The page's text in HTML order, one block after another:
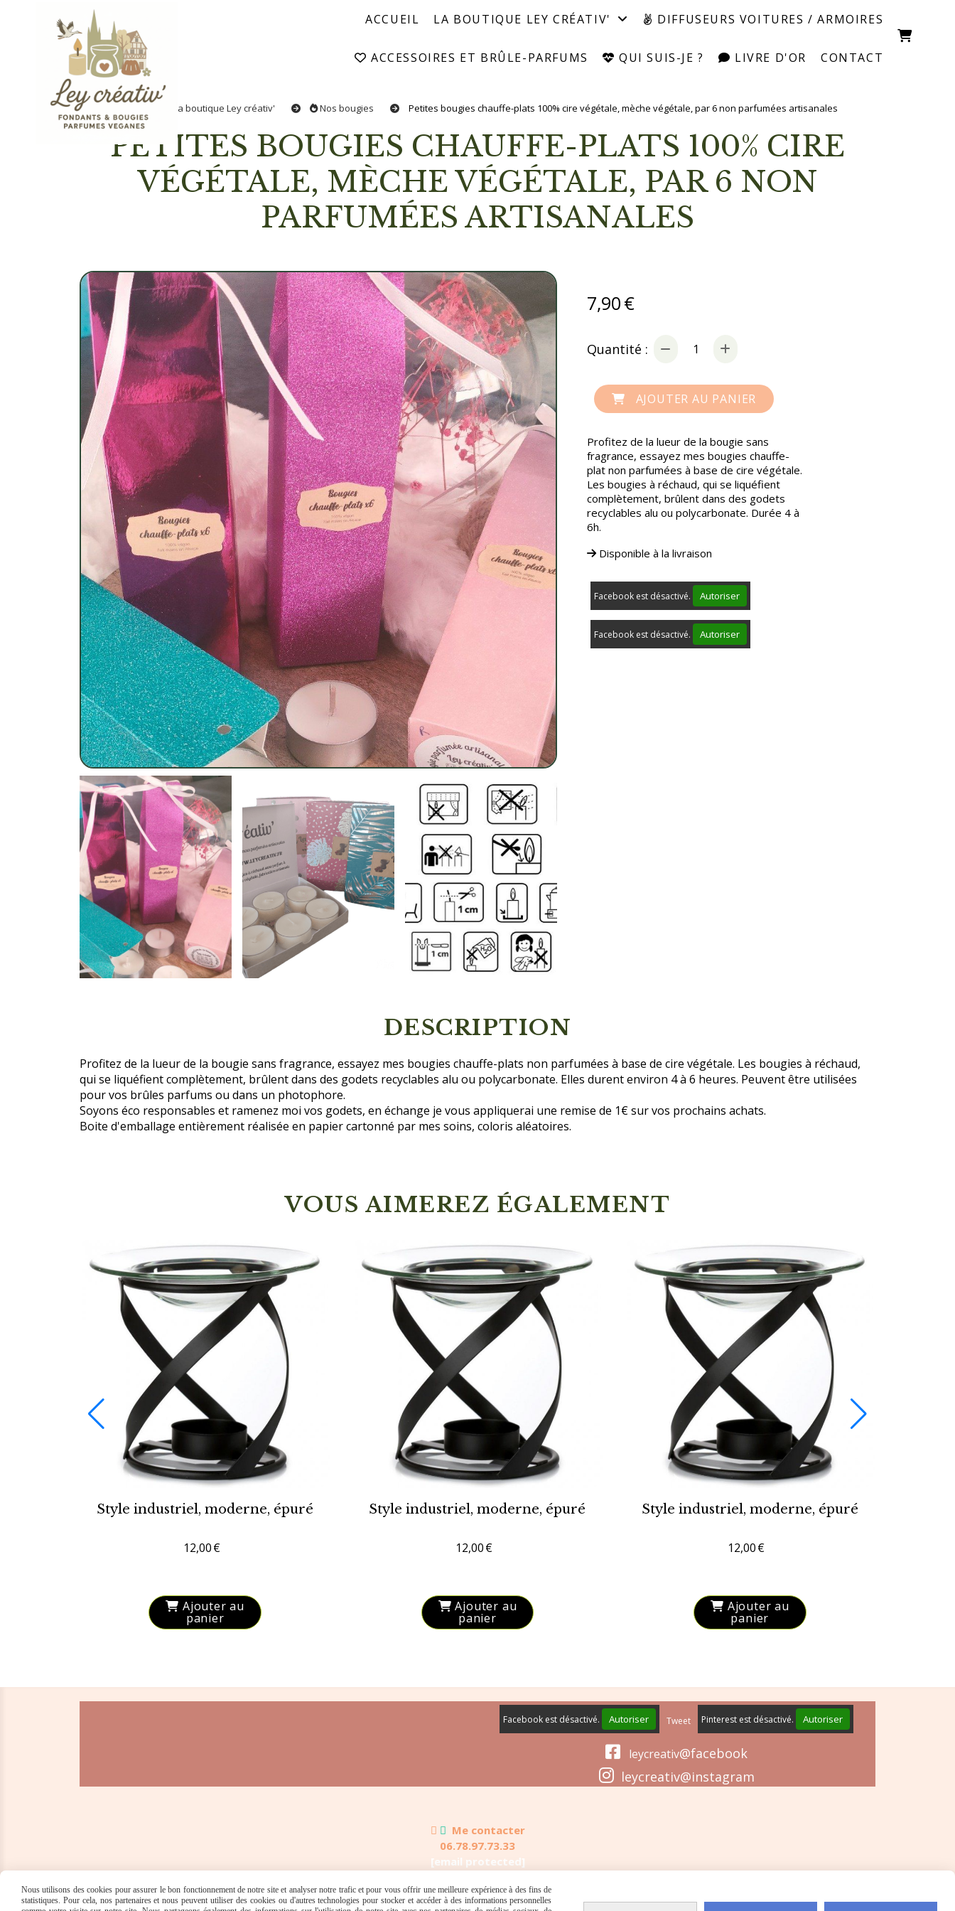
ACCUEIL LA BOUTIQUE LEY CRÉATIV' DIFFUSEURS VOITURES / ARMOIRES
ACCESSOIRES ET BRÛLE-PARFUMS QUI SUIS-JE ? LIVRE D'OR CONTACT
La boutique Ley créativ' Nos bougies Petites bougies chauffe-plats 100% cire végétale, mèche végétale, par 6 non parfumées artisanales
PETITES BOUGIES CHAUFFE-PLATS 100% CIRE
VÉGÉTALE, MÈCHE VÉGÉTALE, PAR 6 NON
PARFUMÉES ARTISANALES
7,90€
Quantité :
AJOUTER AU PANIER
Profitez de la lueur de la bougie sans
fragrance, essayez mes bougies chauffe-
plat non parfumées à base de cire végétale.
Les bougies à réchaud, qui se liquéfient
complètement, brûlent dans des godets
recyclables alu ou polycarbonate. Durée 4 à
6h.
Disponible à la livraison
Facebook est désactivé. Autoriser
Facebook est désactivé. Autoriser
DESCRIPTION
Profitez de la lueur de la bougie sans fragrance, essayez mes bougies chauffe-plats non parfumées à base de cire végétale. Les bougies à réchaud,
qui se liquéfient complètement, brûlent dans des godets recyclables alu ou polycarbonate. Elles durent environ 4 à 6 heures. Peuvent être utilisées
pour vos brûles parfums ou dans un photophore.
Soyons éco responsables et ramenez moi vos godets, en échange je vous appliquerai une remise de 1€ sur vos prochains achats.
Boite d'emballage entièrement réalisée en papier cartonné par mes soins, coloris aléatoires.
VOUS AIMEREZ ÉGALEMENT
Style industriel, moderne, épuré
12,00€
Ajouter au
panier
Style industriel, moderne, épuré
12,00€
Ajouter au
panier
Style industriel, moderne, épuré
12,00€
Ajouter au
panier
Facebook est désactivé. Autoriser Tweet Pinterest est désactivé. Autoriser
 leycreativ@facebook
leycreativ@instagram
  Me contacter
06.78.97.73.33
[email protected]
Facebook est désactivé. Autoriser
Nous utilisons des cookies pour assurer le bon fonctionnement de notre site et analyser notre trafic et pour vous offrir une meilleure expérience à des fins de
statistiques. Pour cela, nos partenaires et nous peuvent utiliser des cookies ou d'autres technologies pour stocker et accéder à des informations personnelles